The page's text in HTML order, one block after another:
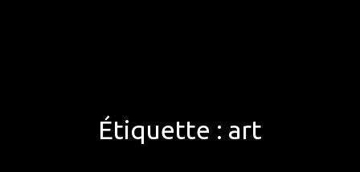
Étiquette : art